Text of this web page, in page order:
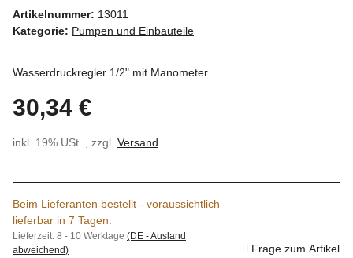
Artikelnummer: 13011
Kategorie: Pumpen und Einbauteile
Wasserdruckregler 1/2" mit Manometer
30,34 €
inkl. 19% USt. , zzgl. Versand
Beim Lieferanten bestellt - voraussichtlich
lieferbar in 7 Tagen.
Lieferzeit: 8 - 10 Werktage (DE - Ausland
abweichend)
Frage zum Artikel